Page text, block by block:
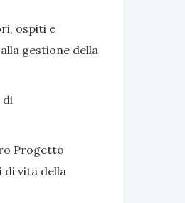
ospiti e
gestione della
di
Progetto
di vita della